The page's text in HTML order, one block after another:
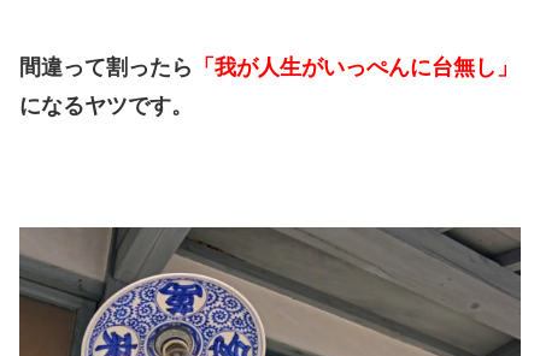
間違って割ったら 「我が人生がいっぺんに台無し」
になるヤツです。